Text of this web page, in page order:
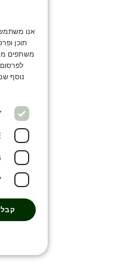
SERBIA
2
תוכן
משתפים
נוסף
קבל